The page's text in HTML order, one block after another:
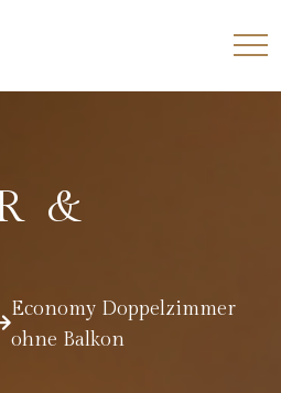
&
Economy Doppelzimmer
ohne Balkon